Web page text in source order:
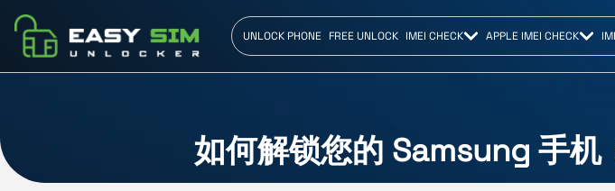
UNLOCK PHONE FREE UNLOCK IMEI CHECK APPLE IMEI CHECK
如何解锁您的 Samsung 手